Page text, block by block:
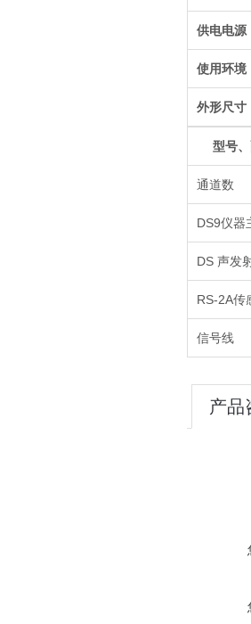
供电电源
使用环境
外形尺寸
型号
通道数
DS9仪器
DS 声发
RS-2A传
信号线
产品